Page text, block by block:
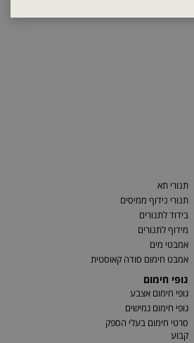
תנורי תא
תנורי נידוף ממיסים
בידוד לתנורים
מידוף לתנורים
אמבטי מים
אמבט חימום סודה קאוסטית
גופי חימום
גופי חימום אצבע
גופי חימום גמישים
סרטי חימום בעלי הספק
קבוע